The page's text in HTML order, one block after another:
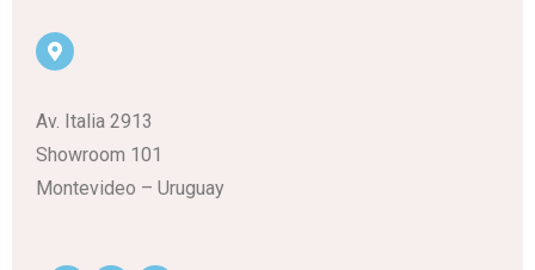
Av. Italia 2913
Showroom 101
Montevideo – Uruguay